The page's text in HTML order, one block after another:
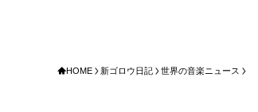
HOME 新ゴロウ日記 世界の音楽ニュース